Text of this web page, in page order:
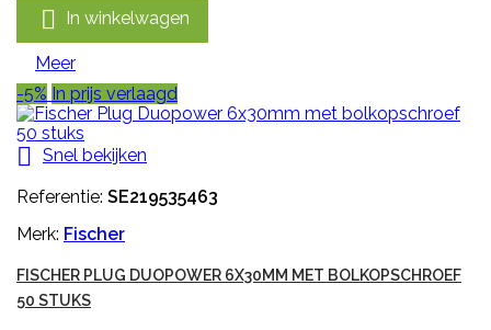
 In winkelwagen
Meer
-5% In prijs verlaagd
 Snel bekijken
Referentie: SE219535463
Merk: Fischer
FISCHER PLUG DUOPOWER 6X30MM MET BOLKOPSCHROEF
50 STUKS